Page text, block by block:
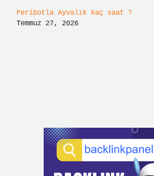
Feribotla Ayvalık kaç saat ?
Temmuz 27, 2026